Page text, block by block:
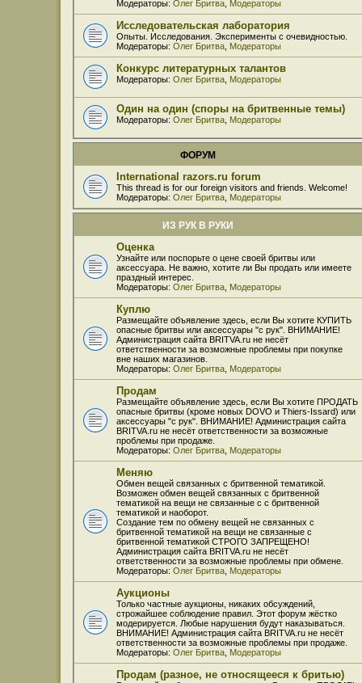
Модераторы: Олег Бритва Модераторы
Исследовательская лаборатория
Опыты. Исследования. Эксперименты с очевидностью.
Модераторы: Олег Бритва Модераторы
Конкурс литературных талантов
Модераторы: Олег Бритва Модераторы
Один на один (споры на бритвенные темы)
Модераторы: Олег Бритва Модераторы
ФОРУМ
International razors.ru forum
This thread is for our foreign visitors and friends. Welcome!
Модераторы: Олег Бритва Модераторы
ИЗ РУК В РУКИ
Оценка
Узнайте или поспорьте о цене своей бритвы или
аксессуара. Не важно, хотите ли Вы продать или имеете
праздный интерес.
Модераторы: Олег Бритва Модераторы
Куплю
Размещайте объявление здесь, если Вы хотите КУПИТЬ
опасные бритвы или аксессуары "с рук". ВНИМАНИЕ!
Администрация сайта BRITVA.ru не несёт
ответственности за возможные проблемы при покупке
вне наших магазинов.
Модераторы: Олег Бритва Модераторы
Продам
Размещайте объявление здесь, если Вы хотите ПРОДАТЬ
опасные бритвы (кроме новых DOVO и Thiers-Issard) или
аксессуары "с рук". ВНИМАНИЕ! Администрация сайта
BRITVA.ru не несёт ответственности за возможные
проблемы при продаже.
Модераторы: Олег Бритва Модераторы
Меняю
Обмен вещей связанных с бритвенной тематикой.
Возможен обмен вещей связанных с бритвенной
тематикой на вещи не связанные с с бритвенной
тематикой и наоборот.
Создание тем по обмену вещей не связанных с
бритвенной тематикой на вещи не связанные с
бритвенной тематикой СТРОГО ЗАПРЕЩЕНО!
Администрация сайта BRITVA.ru не несёт
ответственности за возможные проблемы при обмене.
Модераторы: Олег Бритва Модераторы
Аукционы
Только частные аукционы, никаких обсуждений,
строжайшее соблюдение правил. Этот форум жёстко
модерируется. Любые нарушения будут наказываться.
ВНИМАНИЕ! Администрация сайта BRITVA.ru не несёт
ответственности за возможные проблемы при продаже.
Модераторы: Олег Бритва Модераторы
Продам (разное, не относящееся к бритью)